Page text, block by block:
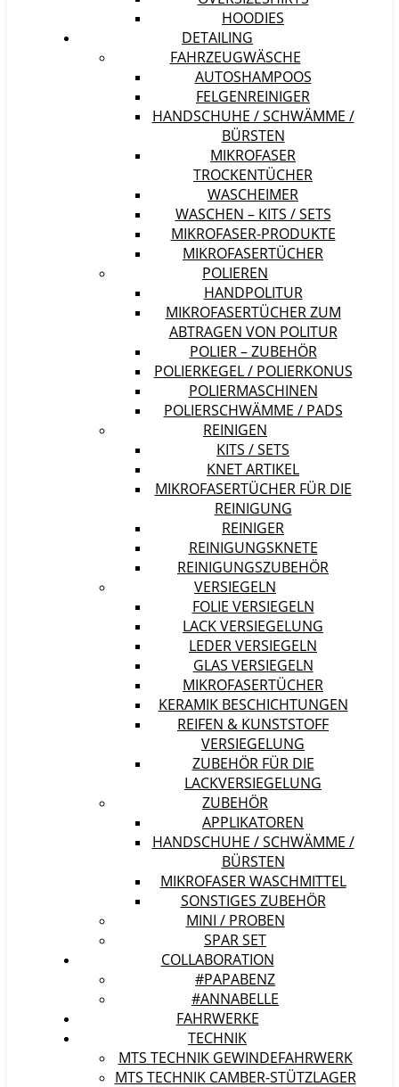
HOODIES
DETAILING
FAHRZEUGWÄSCHE
AUTOSHAMPOOS
FELGENREINIGER
HANDSCHUHE / SCHWÄMME /
BÜRSTEN
MIKROFASER
TROCKENTÜCHER
WASCHEIMER
WASCHEN – KITS / SETS
MIKROFASER-PRODUKTE
MIKROFASERTÜCHER
POLIEREN
HANDPOLITUR
MIKROFASERTÜCHER ZUM
ABTRAGEN VON POLITUR
POLIER – ZUBEHÖR
POLIERKEGEL / POLIERKONUS
POLIERMASCHINEN
POLIERSCHWÄMME / PADS
REINIGEN
KITS / SETS
KNET ARTIKEL
MIKROFASERTÜCHER FÜR DIE
REINIGUNG
REINIGER
REINIGUNGSKNETE
REINIGUNGSZUBEHÖR
VERSIEGELN
FOLIE VERSIEGELN
LACK VERSIEGELUNG
LEDER VERSIEGELN
GLAS VERSIEGELN
MIKROFASERTÜCHER
KERAMIK BESCHICHTUNGEN
REIFEN & KUNSTSTOFF
VERSIEGELUNG
ZUBEHÖR FÜR DIE
LACKVERSIEGELUNG
ZUBEHÖR
APPLIKATOREN
HANDSCHUHE / SCHWÄMME /
BÜRSTEN
MIKROFASER WASCHMITTEL
SONSTIGES ZUBEHÖR
MINI / PROBEN
SPAR SET
COLLABORATION
#PAPABENZ
#ANNABELLE
FAHRWERKE
TECHNIK
MTS TECHNIK GEWINDEFAHRWERK
MTS TECHNIK CAMBER-STÜTZLAGER